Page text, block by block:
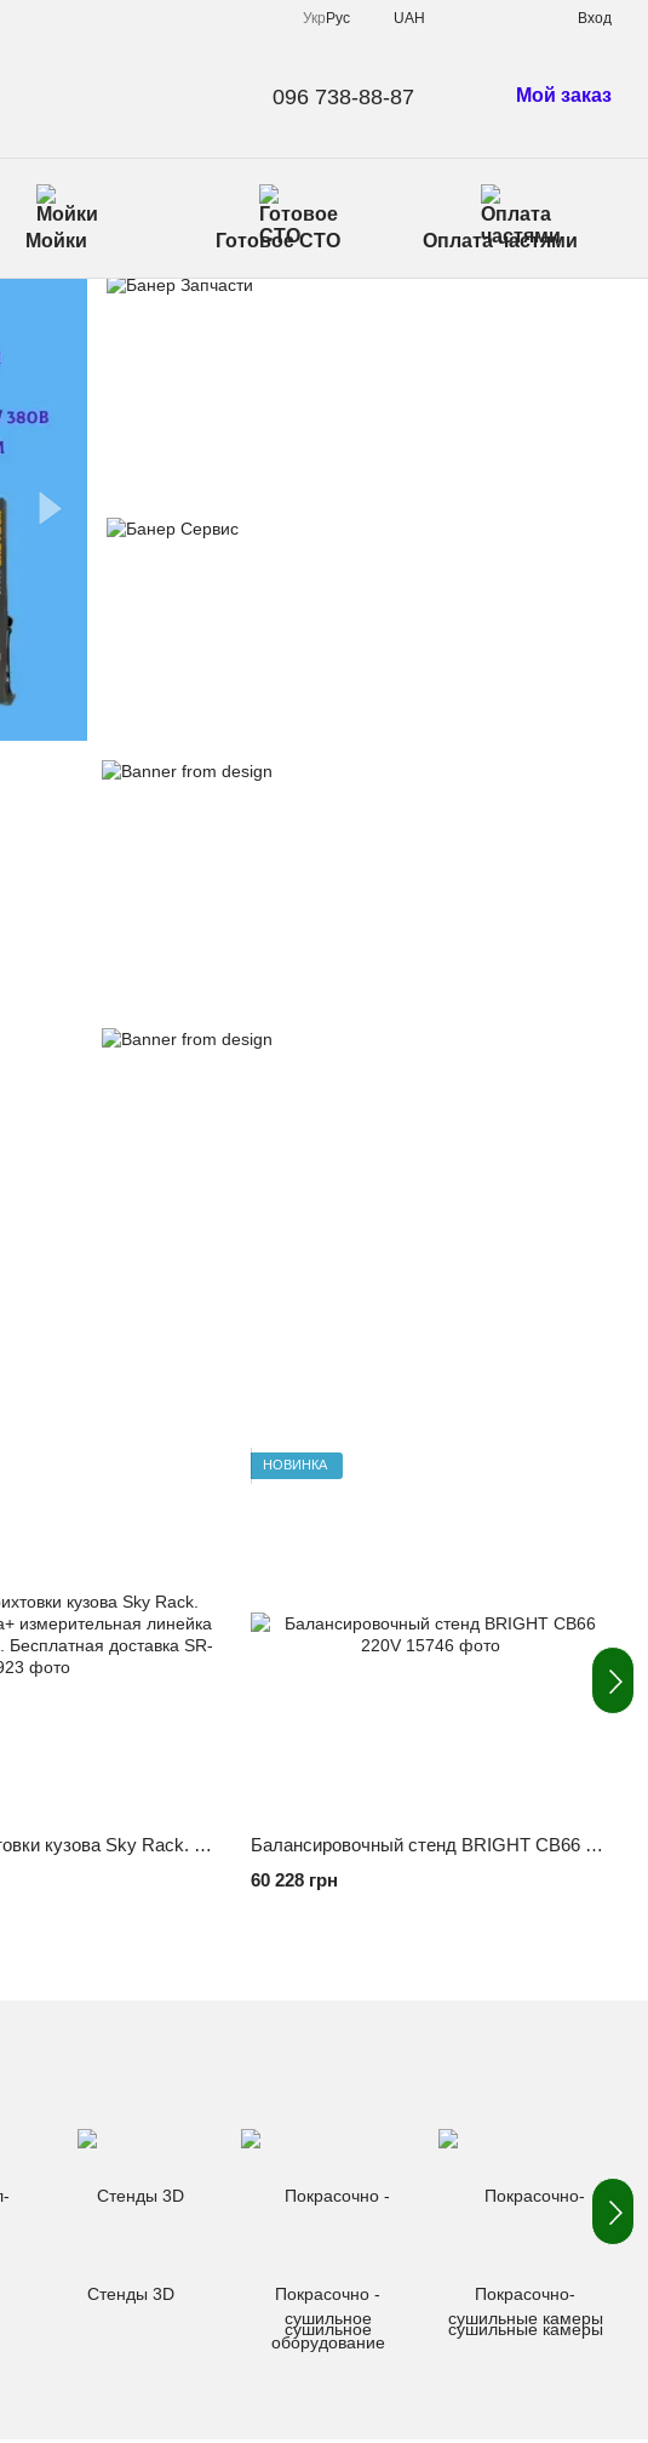
Укр Рус UAH Вход
096 738-88-87 Мой заказ
Мойки Готовое СТО Оплата частями
Стапель для рихтовки кузова Sky Rack. SR-923., 5,6 метра+ измерительная линейка и электро лебёдка. Бесплатная доставка
НОВИНКА
Балансировочный стенд BRIGHT CB66 220V
60 228 грн
Стенды 3D
Покрасочно -
сушильное
оборудование
Покрасочно-
сушильные камеры